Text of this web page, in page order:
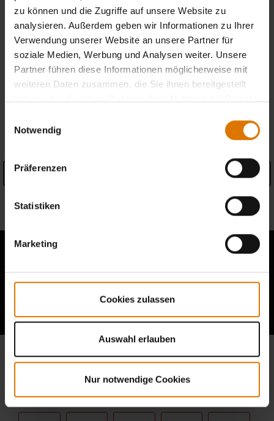
zu können und die Zugriffe auf unsere Website zu
analysieren. Außerdem geben wir Informationen zu Ihrer
Verwendung unserer Website an unsere Partner für
soziale Medien, Werbung und Analysen weiter. Unsere
Partner führen diese Informationen möglicherweise mit
weiteren Daten zusammen, die Sie ihnen bereitgestellt
Notwendig
Präferenzen
Statistiken
Marketing
Cookies zulassen
Auswahl erlauben
Nur notwendige Cookies
Kostenlose Retouren Mehr Informationen
Händler finden
PRODUKTDETAILS
Berichte von anderen Grillern lesen